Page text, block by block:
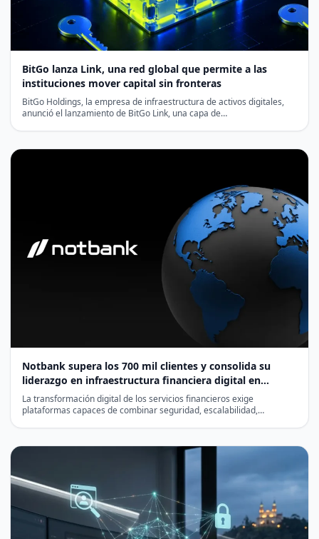
BitGo lanza Link, una red global que permite a las
instituciones mover capital sin fronteras
BitGo Holdings, la empresa de infraestructura de activos digitales,
anunció el lanzamiento de BitGo Link, una capa de…
Notbank supera los 700 mil clientes y consolida su
liderazgo en infraestructura financiera digital en
Latinoamérica
La transformación digital de los servicios financieros exige
plataformas capaces de combinar seguridad, escalabilidad,